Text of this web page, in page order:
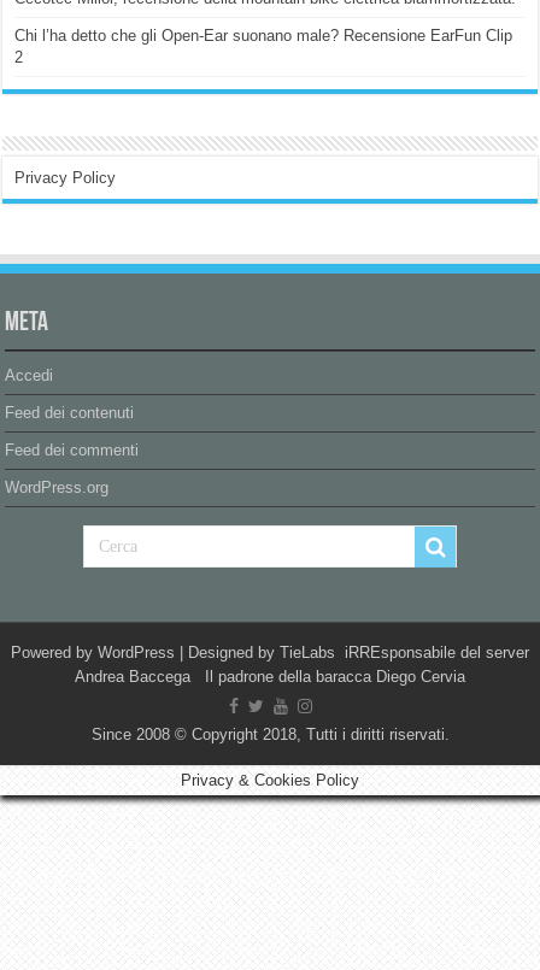
Chi l’ha detto che gli Open-Ear suonano male? Recensione EarFun Clip
2
Privacy Policy
Meta
Accedi
Feed dei contenuti
Feed dei commenti
WordPress.org
Powered by WordPress | Designed by TieLabs iRREsponsabile del server
Andrea Baccega Il padrone della baracca Diego Cervia
Since 2008 © Copyright 2018, Tutti i diritti riservati.
Privacy & Cookies Policy